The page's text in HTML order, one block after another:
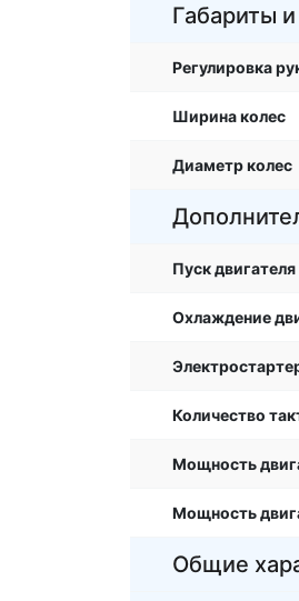
Габариты
Регулировка
Ширина колес
Диаметр колес
Пуск двигателя
Охлаждение
Количество
Мощность
Мощность
Общие